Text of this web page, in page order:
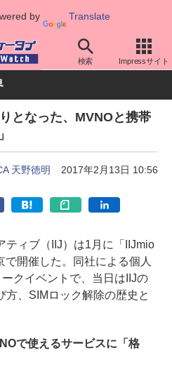
by Translate
検索 Impressサイト
安SIM 格安SIM/MVNO IIJ
となった、MVNOと携帯
天野徳明 2017年2月13日 10:56
ィブ（IIJ）は1月に「IIJmio
開催した。同社による個人
クイベントで、当日はIIJの
方、SIMロック解除の歴史と
で使えるサービスに「格